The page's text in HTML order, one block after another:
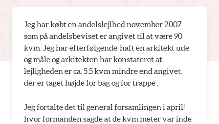
Jeg har købt en andelslejlhed november 2007
som på andelsbeviset er angivet til at være 90
kvm. Jeg har efterfølgende haft en arkitekt ude
og måle og arkitekten har konstateret at
lejligheden er ca. 5.5 kvm mindre end angivet.
der er taget højde for bag og for trappe .
Jeg fortalte det til general forsamlingen i april!
hvor formanden sagde at de kvm meter var inde